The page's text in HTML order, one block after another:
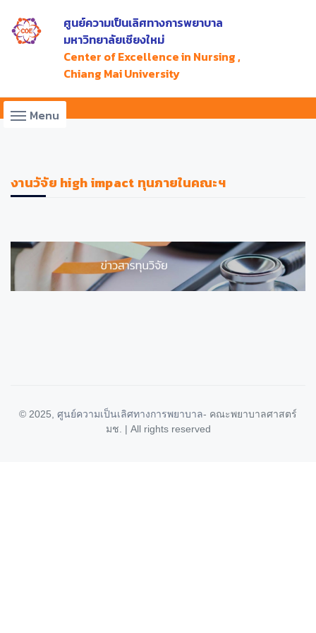
ศูนย์ความเป็นเลิศทางการพยาบาล
มหาวิทยาลัยเชียงใหม่
Center of Excellence in Nursing ,
Chiang Mai University
Menu
งานวัจัย high impact ทุนภายในคณะฯ
© 2025, ศูนย์ความเป็นเลิศทางการพยาบาล- คณะพยาบาลศาสตร์
มช. | All rights reserved